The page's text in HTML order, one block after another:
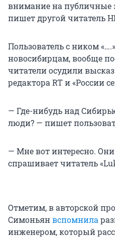
внимание на публичные
пишет другой читатель
Пользователь с ником
новосибирцам, вообще
читатели осудили
редактора RT и «России
— Где-нибудь над
люди? — пишет
— Мне вот интересно.
спрашивает читатель
Отметим, в авторской
Симоньянвспомнила
инженером, который